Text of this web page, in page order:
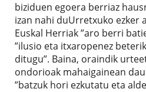
biziduen egoera berriaz
izan nahi duUrretxuko ezker
Euskal Herriak ”aro berri
”ilusio eta itxaropenez
ditugu”. Baina, oraindik
ondorioak mahaigainean
”batzuk hori ezkutatu eta